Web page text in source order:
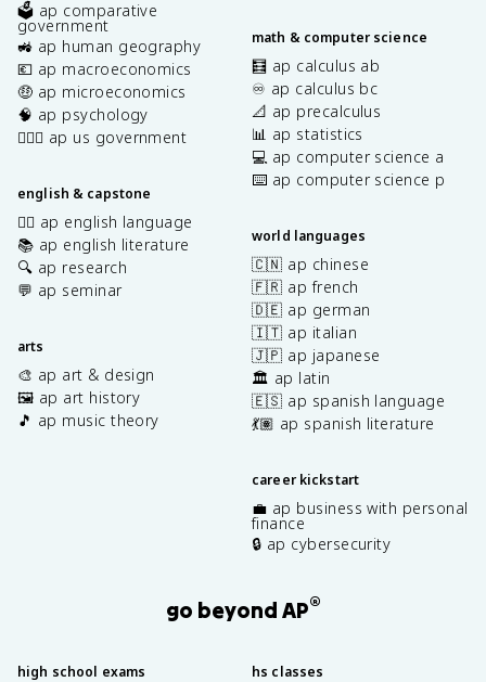
🗳️ ap comparative
government
🚜 ap human geography
💶 ap macroeconomics
🤑 ap microeconomics
🧠 ap psychology
👩🏾‍⚖️ ap us government
english & capstone
✍🏽 ap english language
📚 ap english literature
🔍 ap research
💬 ap seminar
arts
🎨 ap art & design
🖼️ ap art history
🎵 ap music theory
math & computer science
🧮 ap calculus ab
♾️ ap calculus bc
📐 ap precalculus
📊 ap statistics
💻 ap computer science a
⌨️ ap computer science p
world languages
🇨🇳 ap chinese
🇫🇷 ap french
🇩🇪 ap german
🇮🇹 ap italian
🇯🇵 ap japanese
🏛️ ap latin
🇪🇸 ap spanish language
💃🏽 ap spanish literature
career kickstart
💼 ap business with personal
finance
🔒 ap cybersecurity
go beyond AP®
high school exams hs classes